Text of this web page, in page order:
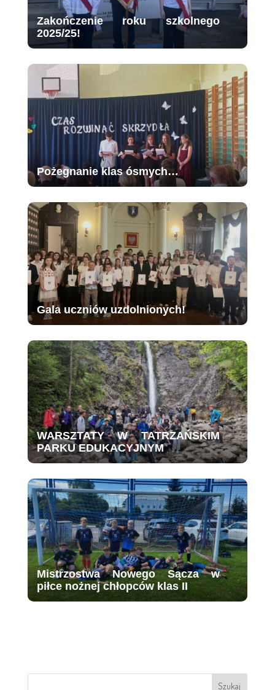
Zakończenie roku szkolnego
2025/25!
Pożegnanie klas ósmych…
Gala uczniów uzdolnionych!
WARSZTATY W TATRZAŃSKIM
PARKU EDUKACYJNYM
Mistrzostwa Nowego Sącza w
piłce nożnej chłopców klas II